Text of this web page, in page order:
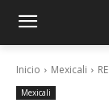
Inicio Mexicali
Mexicali